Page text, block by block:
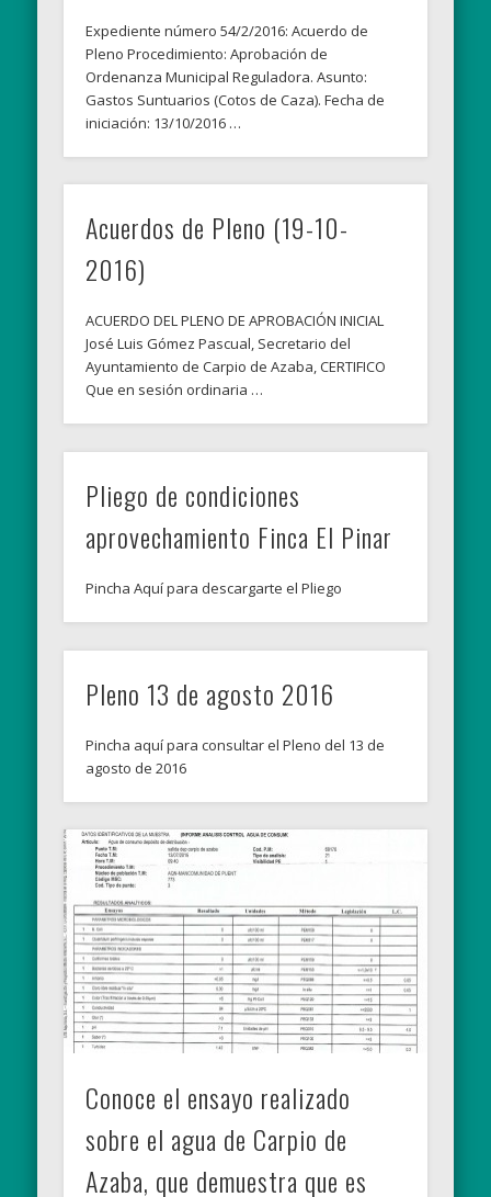
Expediente número 54/2/2016: Acuerdo de
Pleno Procedimiento: Aprobación de
Ordenanza Municipal Reguladora. Asunto:
Gastos Suntuarios (Cotos de Caza). Fecha de
iniciación: 13/10/2016 …
Acuerdos de Pleno (19-10-
2016)
ACUERDO DEL PLENO DE APROBACIÓN INICIAL
José Luis Gómez Pascual, Secretario del
Ayuntamiento de Carpio de Azaba, CERTIFICO
Que en sesión ordinaria …
Pliego de condiciones
aprovechamiento Finca El Pinar
Pincha Aquí para descargarte el Pliego
Pleno 13 de agosto 2016
Pincha aquí para consultar el Pleno del 13 de
agosto de 2016
Conoce el ensayo realizado
sobre el agua de Carpio de
Azaba, que demuestra que es